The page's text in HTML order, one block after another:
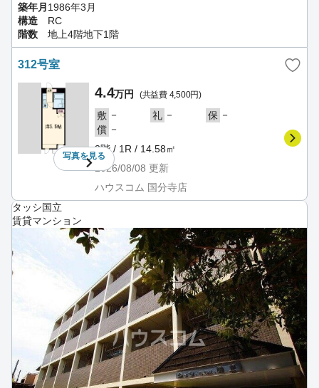
築年月 1986年3月
構造
RC
階数
地上4階地下1階
312号室
写真を見る
4.4万円 (共益費 4,500円)
敷 － 礼 － 保 －
償 －
3階 / 1R / 14.58㎡
2026/08/08 更新
ハウスコム 国分寺店
タッシ国立
賃貸マンション